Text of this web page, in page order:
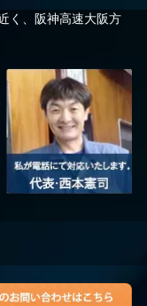
く、阪神高速大阪方